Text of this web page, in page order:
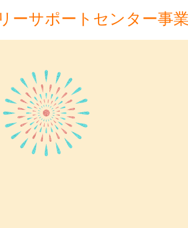
ーサポートセンター事